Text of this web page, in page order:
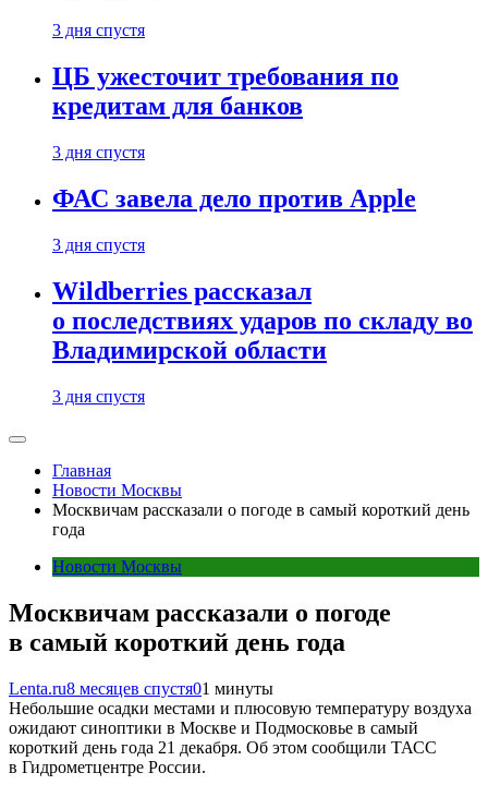
3 дня спустя
ЦБ ужесточит требования по
кредитам для банков
3 дня спустя
ФАС завела дело против Apple
3 дня спустя
Wildberries рассказал
о последствиях ударов по складу во
Владимирской области
3 дня спустя
Главная
Новости Москвы
Москвичам рассказали о погоде в самый короткий день
года
Новости Москвы
Москвичам рассказали о погоде
в самый короткий день года
Lenta.ru8 месяцев спустя01 минуты
Небольшие осадки местами и плюсовую температуру воздуха
ожидают синоптики в Москве и Подмосковье в самый
короткий день года 21 декабря. Об этом сообщили ТАСС
в Гидрометцентре России.